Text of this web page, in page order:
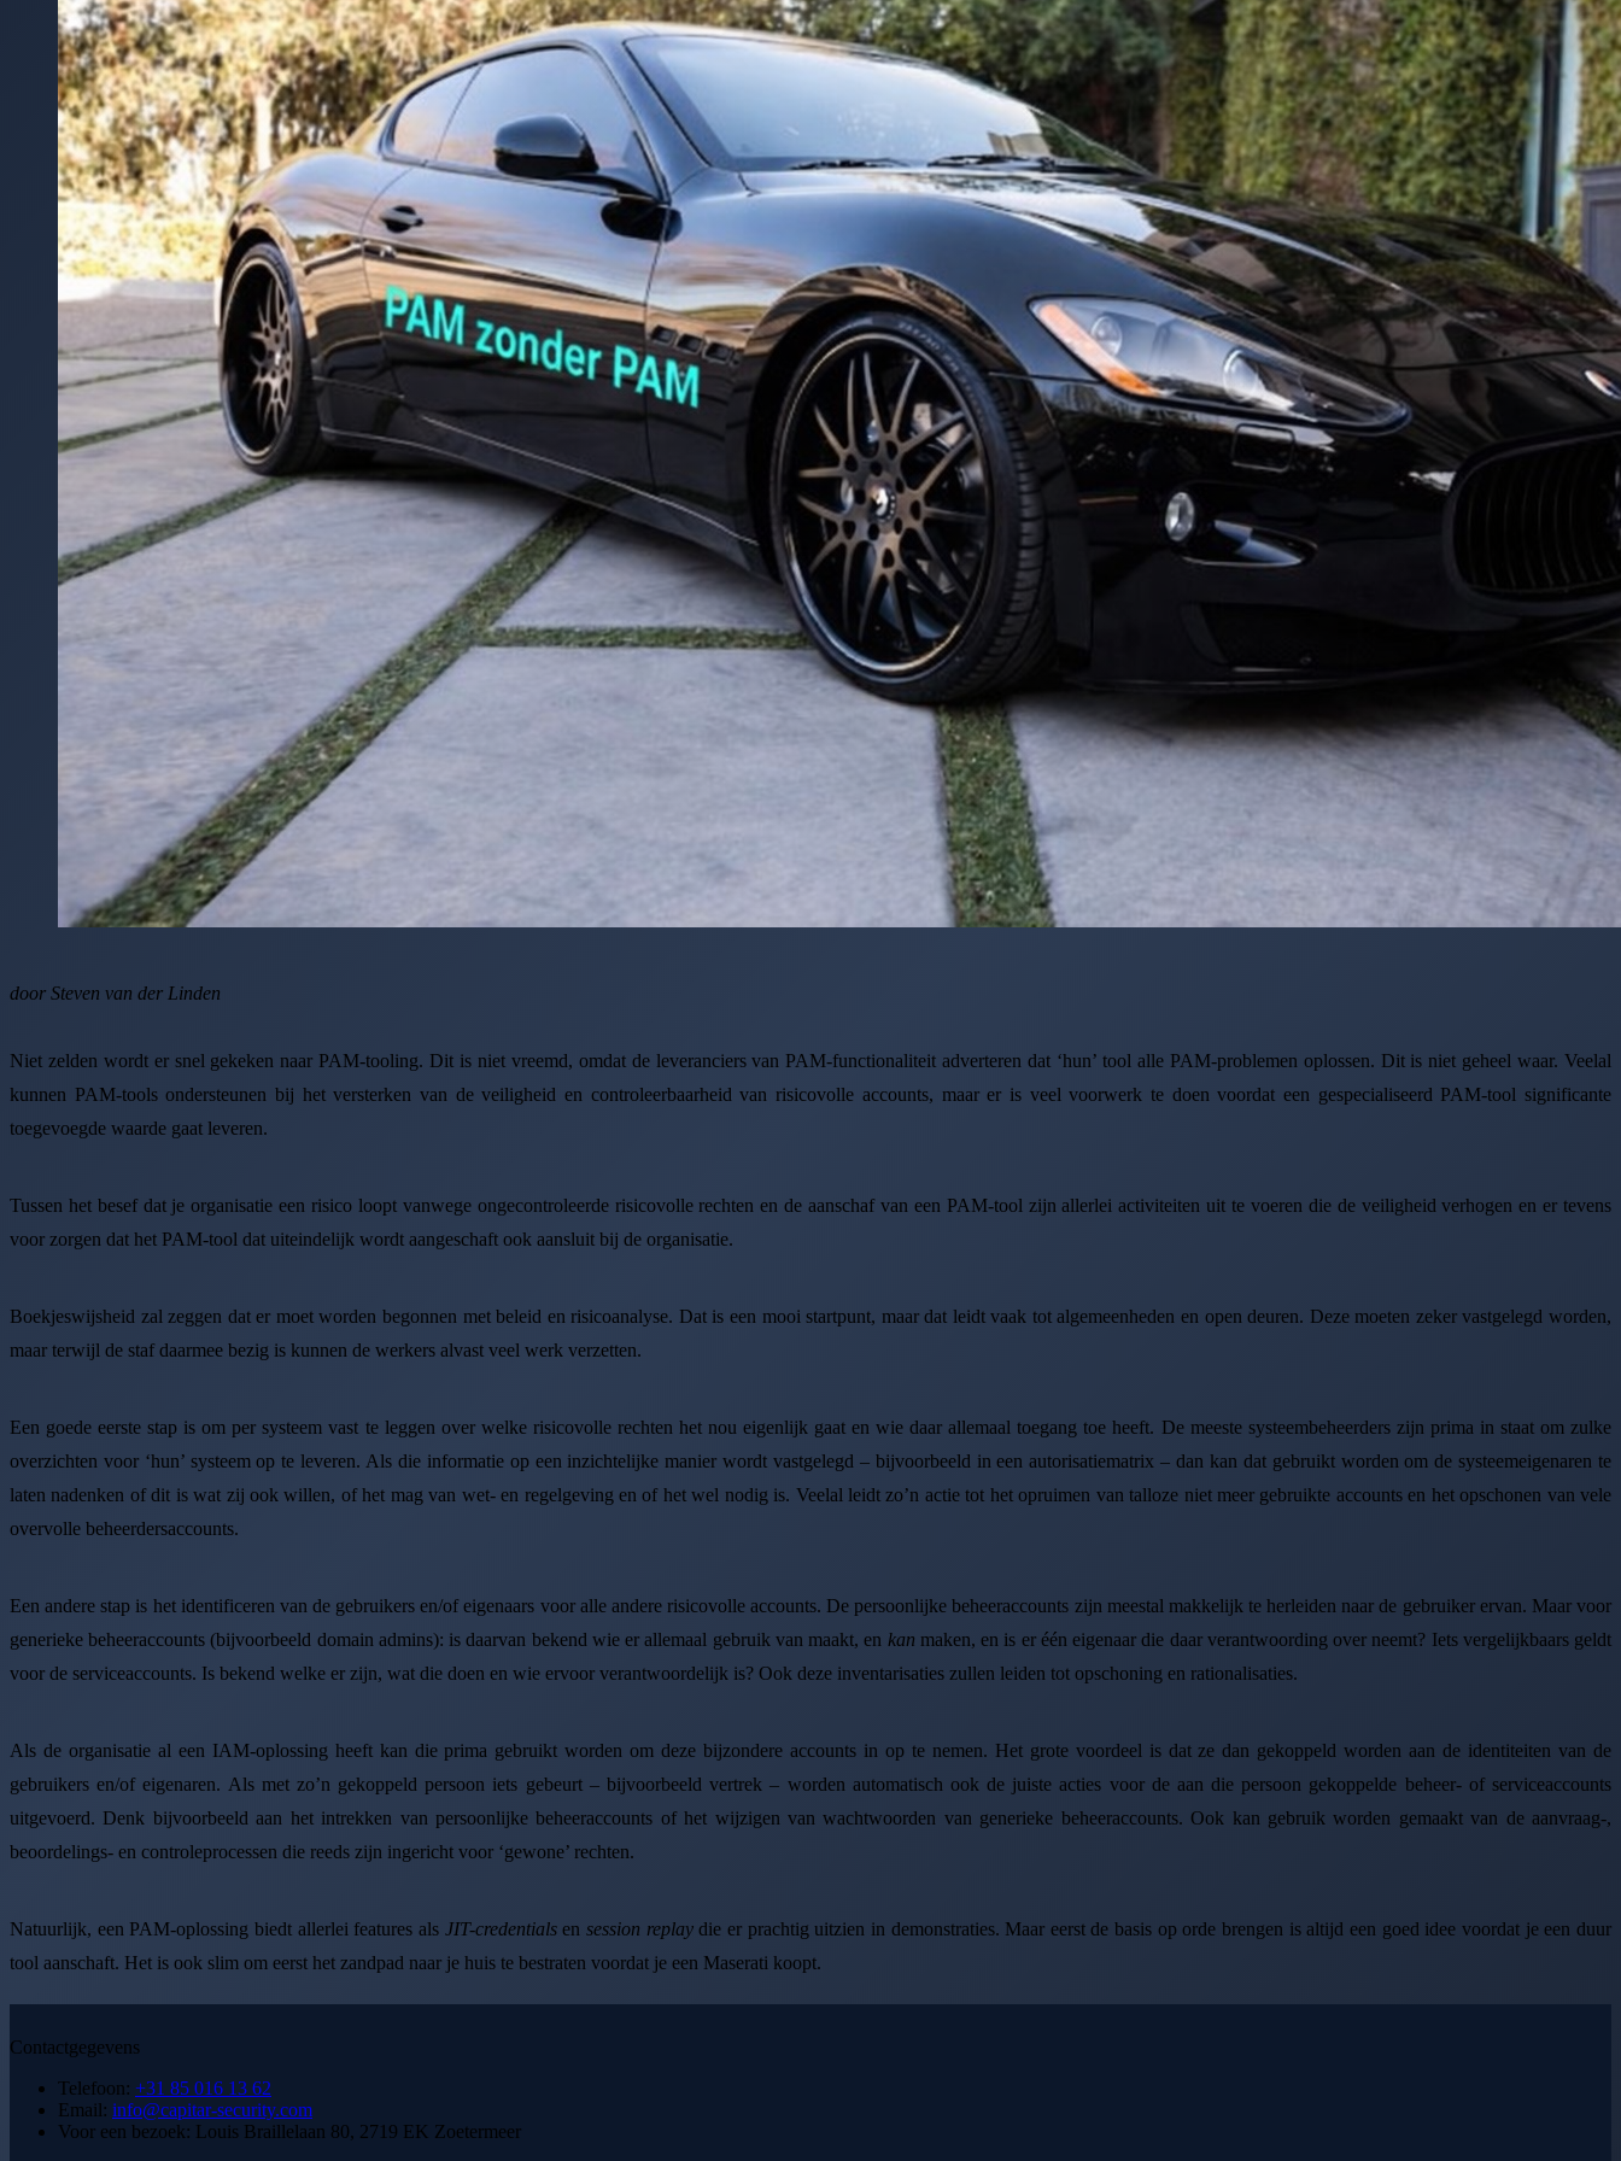
door Steven van der Linden
Niet zelden wordt er snel gekeken naar PAM-tooling. Dit is niet vreemd, omdat de leveranciers van PAM-functionaliteit adverteren dat ‘hun’ tool alle PAM-problemen oplossen. Dit is niet geheel waar. Veelal
kunnen PAM-tools ondersteunen bij het versterken van de veiligheid en controleerbaarheid van risicovolle accounts, maar er is veel voorwerk te doen voordat een gespecialiseerd PAM-tool significante
toegevoegde waarde gaat leveren.
Tussen het besef dat je organisatie een risico loopt vanwege ongecontroleerde risicovolle rechten en de aanschaf van een PAM-tool zijn allerlei activiteiten uit te voeren die de veiligheid verhogen en er tevens
voor zorgen dat het PAM-tool dat uiteindelijk wordt aangeschaft ook aansluit bij de organisatie.
Boekjeswijsheid zal zeggen dat er moet worden begonnen met beleid en risicoanalyse. Dat is een mooi startpunt, maar dat leidt vaak tot algemeenheden en open deuren. Deze moeten zeker vastgelegd worden,
maar terwijl de staf daarmee bezig is kunnen de werkers alvast veel werk verzetten.
Een goede eerste stap is om per systeem vast te leggen over welke risicovolle rechten het nou eigenlijk gaat en wie daar allemaal toegang toe heeft. De meeste systeembeheerders zijn prima in staat om zulke
overzichten voor ‘hun’ systeem op te leveren. Als die informatie op een inzichtelijke manier wordt vastgelegd – bijvoorbeeld in een autorisatiematrix – dan kan dat gebruikt worden om de systeemeigenaren te
laten nadenken of dit is wat zij ook willen, of het mag van wet- en regelgeving en of het wel nodig is. Veelal leidt zo’n actie tot het opruimen van talloze niet meer gebruikte accounts en het opschonen van vele
overvolle beheerdersaccounts.
Een andere stap is het identificeren van de gebruikers en/of eigenaars voor alle andere risicovolle accounts. De persoonlijke beheeraccounts zijn meestal makkelijk te herleiden naar de gebruiker ervan. Maar voor
generieke beheeraccounts (bijvoorbeeld domain admins): is daarvan bekend wie er allemaal gebruik van maakt, en kan maken, en is er één eigenaar die daar verantwoording over neemt? Iets vergelijkbaars geldt
voor de serviceaccounts. Is bekend welke er zijn, wat die doen en wie ervoor verantwoordelijk is? Ook deze inventarisaties zullen leiden tot opschoning en rationalisaties.
Als de organisatie al een IAM-oplossing heeft kan die prima gebruikt worden om deze bijzondere accounts in op te nemen. Het grote voordeel is dat ze dan gekoppeld worden aan de identiteiten van de
gebruikers en/of eigenaren. Als met zo’n gekoppeld persoon iets gebeurt – bijvoorbeeld vertrek – worden automatisch ook de juiste acties voor de aan die persoon gekoppelde beheer- of serviceaccounts
uitgevoerd. Denk bijvoorbeeld aan het intrekken van persoonlijke beheeraccounts of het wijzigen van wachtwoorden van generieke beheeraccounts. Ook kan gebruik worden gemaakt van de aanvraag-,
beoordelings- en controleprocessen die reeds zijn ingericht voor ‘gewone’ rechten.
Natuurlijk, een PAM-oplossing biedt allerlei features als JIT-credentialsen session replaydie er prachtig uitzien in demonstraties. Maar eerst de basis op orde brengen is altijd een goed idee voordat je een duur
tool aanschaft. Het is ook slim om eerst het zandpad naar je huis te bestraten voordat je een Maserati koopt.
Contactgegevens
Telefoon: +31 85 016 13 62
Email: info@capitar-security.com
Voor een bezoek: Louis Braillelaan 80, 2719 EK Zoetermeer